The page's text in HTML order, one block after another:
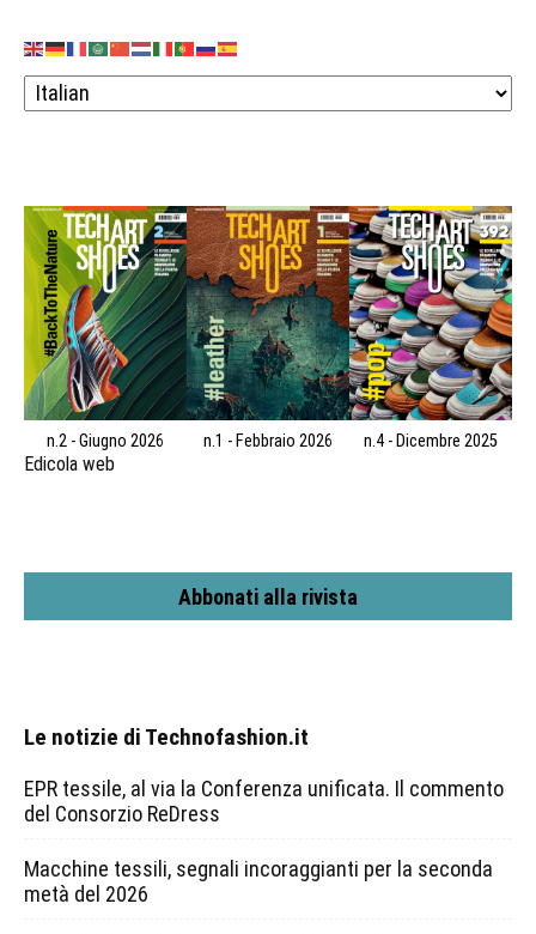
n.2 - Giugno 2026 n.1 - Febbraio 2026 n.4 - Dicembre 2025
Edicola web
Abbonati alla rivista
Le notizie di Technofashion.it
EPR tessile, al via la Conferenza unificata. Il commento
del Consorzio ReDress
Macchine tessili, segnali incoraggianti per la seconda
metà del 2026